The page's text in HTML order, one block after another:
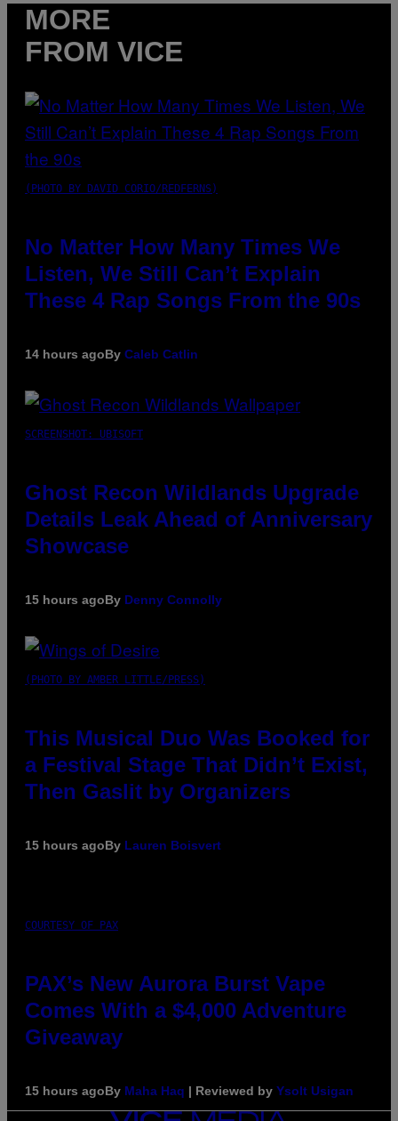
MORE
FROM VICE
(PHOTO BY DAVID CORIO/REDFERNS)
No Matter How Many Times We
Listen, We Still Can’t Explain
These 4 Rap Songs From the 90s
14 hours agoBy Caleb Catlin
SCREENSHOT: UBISOFT
Ghost Recon Wildlands Upgrade
Details Leak Ahead of Anniversary
Showcase
15 hours agoBy Denny Connolly
(PHOTO BY AMBER LITTLE/PRESS)
This Musical Duo Was Booked for
a Festival Stage That Didn’t Exist,
Then Gaslit by Organizers
15 hours agoBy Lauren Boisvert
COURTESY OF PAX
PAX’s New Aurora Burst Vape
Comes With a $4,000 Adventure
Giveaway
15 hours agoBy Maha Haq | Reviewed by Ysolt Usigan
VICE